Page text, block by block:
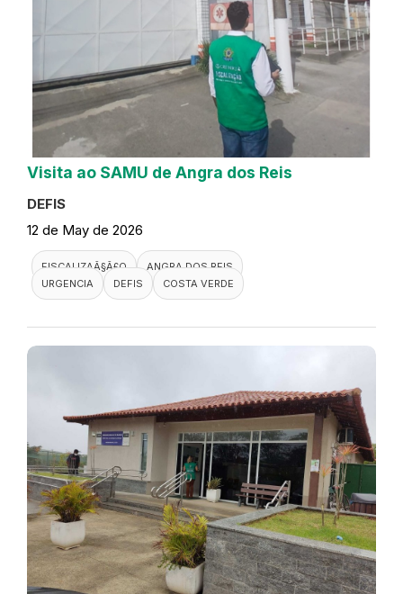
Visita ao SAMU de Angra dos Reis
DEFIS
12 de May de 2026
FISCALIZAÃ§Ã£O
ANGRA DOS REIS
URGENCIA
DEFIS COSTA VERDE